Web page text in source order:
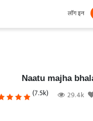
लॉग इन
Naatu majha
(7.5k) 29.4k